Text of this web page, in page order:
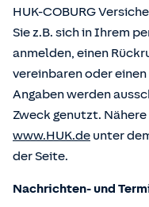
HUK-COBURG
Sie z.B. sich in Ihrem
anmelden, einen
vereinbaren oder
Angaben werden
Zweck genutzt.
www.HUK.de unter
der Seite.
Nachrichten- und